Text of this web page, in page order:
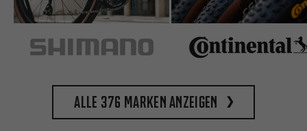
Alle 376 Marken anzeigen